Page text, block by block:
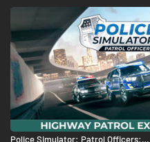
Police Simulator: Patrol Officers: